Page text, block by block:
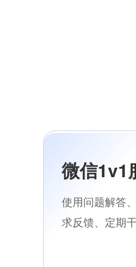
微信1v1
使用问题解答
求反馈、定期